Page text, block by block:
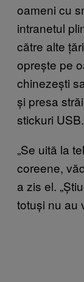
oameni cu
intranetul
către alte
oprește pe
chinezești
și presa
stickuri USB.
„Se uită la
coreene,
a zis el.
totuși nu au